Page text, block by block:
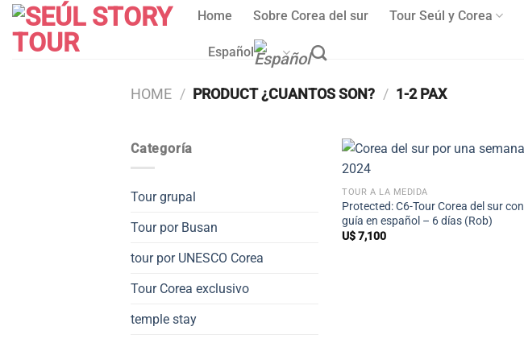
Skip
content
Home Sobre Corea del sur Tour Seúl y Corea
Español
HOME / PRODUCT ¿CUANTOS SON? / 1-2 PAX
Categoría
Tour grupal
Tour por Busan
tour por UNESCO Corea
Tour Corea exclusivo
temple stay
+
TOUR A LA MEDIDA
Protected: C6-Tour Corea del sur con
guía en español – 6 días (Rob)
U$7,100